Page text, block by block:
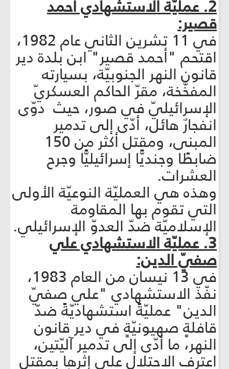
2. عمليّة الاستشهادي أحمد
قصير:
في 11 تشرين الثاني عام 1982،
اقتحم "أحمد قصير" ابن بلدة دير
قانون النهر الجنوبيّة، بسيارته
المفخَّخة، مقرّ الحاكم العسكريّ
الإسرائيليّ في صور، حيث دوّى
انفجارٌ هائل، أدّى إلى تدمير
المبنى، ومقتل أكثر من 150
ضابطًا وجنديًّا إسرائيليًّا وجرح
العشرات.
وهذه هي العمليّة النوعيّة الأولى
التي تقوم بها المقاومة
الإسلاميّة ضدّ العدوّ الإسرائيلي.
3. عمليّة الاستشهادي علي
صفيّ الدين:
في 13 نيسان من العام 1983،
نفّذ الاستشهادي "علي صفيّ
الدين" عمليّةً استشهاديّةً ضدّ
قافلةٍ صهيونيّةٍ في دير قانون
النهر، ما أدّى إلى تدمير آليّتين،
اعترف الاحتلال على إثرها بمقتل